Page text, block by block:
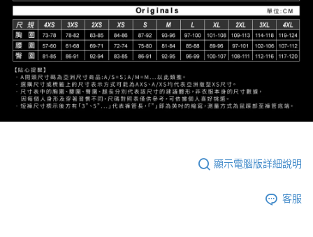
顯示電腦版詳細說明
客服